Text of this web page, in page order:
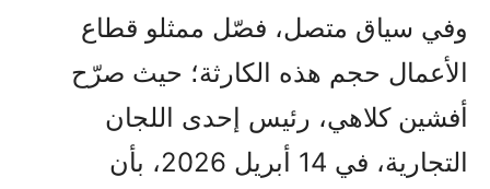
وفي سياق متصل، فصّل ممثلو قطاع
الأعمال حجم هذه الكارثة؛ حيث صرّح
أفشين كلاهي، رئيس إحدى اللجان
التجارية، في 14 أبريل 2026، بأن